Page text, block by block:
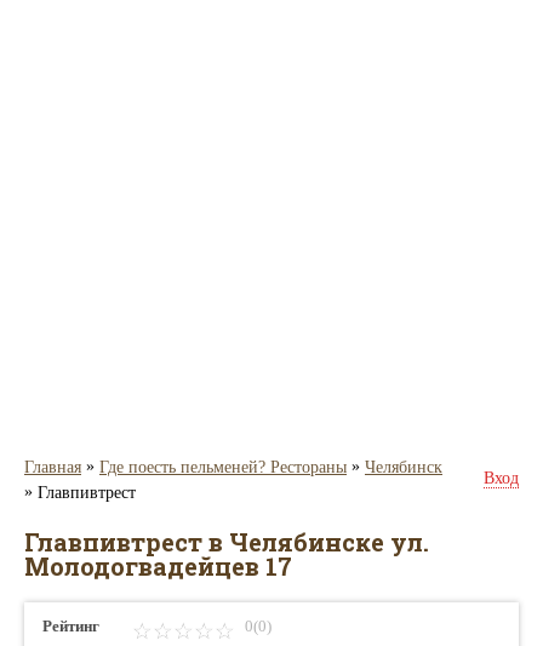
Главная » Где поесть пельменей? Рестораны » Челябинск
» Главпивтрест
Вход
Главпивтрест в Челябинске ул.
Молодогвадейцев 17
Рейтинг
0(0)